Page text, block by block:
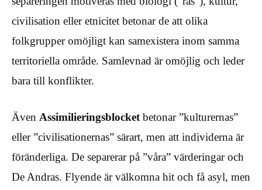
civilisation eller etnicitet betonar de att olika
folkgrupper omöjligt kan samexistera inom samma
territoriella område. Samlevnad är omöjlig och leder
bara till konflikter.
Även Assimilieringsblocketbetonar ”kulturernas”
eller ”civilisationernas” särart, men att individerna är
föränderliga. De separerar på ”våra” värderingar och
De Andras. Flyende är välkomna hit och få asyl, men